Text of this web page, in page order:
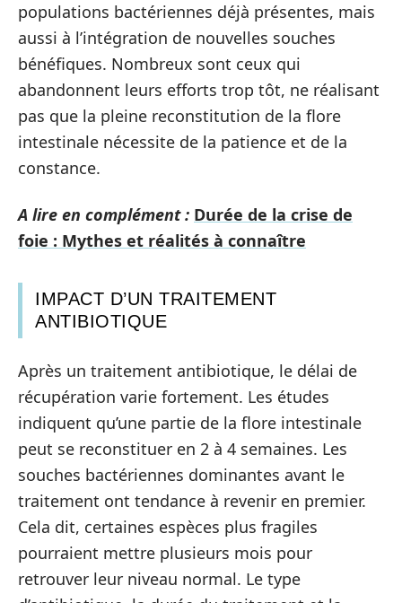
populations bactériennes déjà présentes, mais
aussi à l’intégration de nouvelles souches
bénéfiques. Nombreux sont ceux qui
abandonnent leurs efforts trop tôt, ne réalisant
pas que la pleine reconstitution de la flore
intestinale nécessite de la patience et de la
constance.
A lire en complément : Durée de la crise de
foie : Mythes et réalités à connaître
IMPACT D’UN TRAITEMENT
ANTIBIOTIQUE
Après un traitement antibiotique, le délai de
récupération varie fortement. Les études
indiquent qu’une partie de la flore intestinale
peut se reconstituer en 2 à 4 semaines. Les
souches bactériennes dominantes avant le
traitement ont tendance à revenir en premier.
Cela dit, certaines espèces plus fragiles
pourraient mettre plusieurs mois pour
retrouver leur niveau normal. Le type